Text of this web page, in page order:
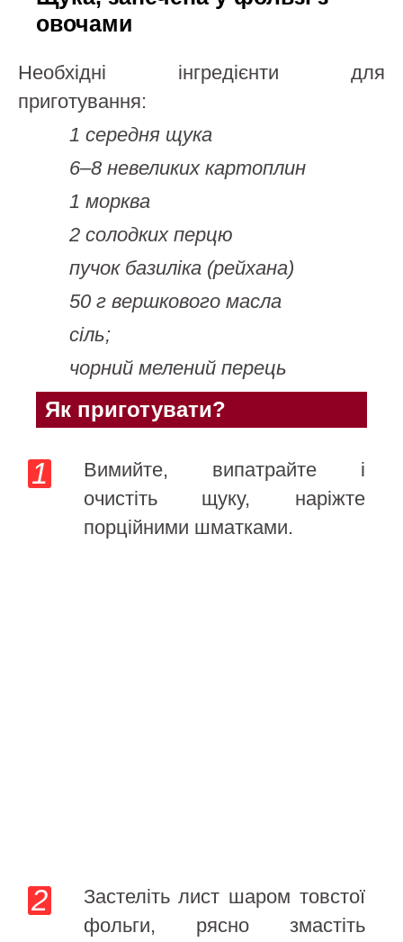
овочами
Необхідні інгредієнти для
приготування:
1 середня щука
6–8 невеликих картоплин
1 морква
2 солодких перцю
пучок базиліка (рейхана)
50 г вершкового масла
сіль;
чорний мелений перець
Як приготувати?
Вимийте, випатрайте і
очистіть щуку, наріжте
порційними шматками.
Застеліть лист шаром товстої
фольги, рясно змастіть